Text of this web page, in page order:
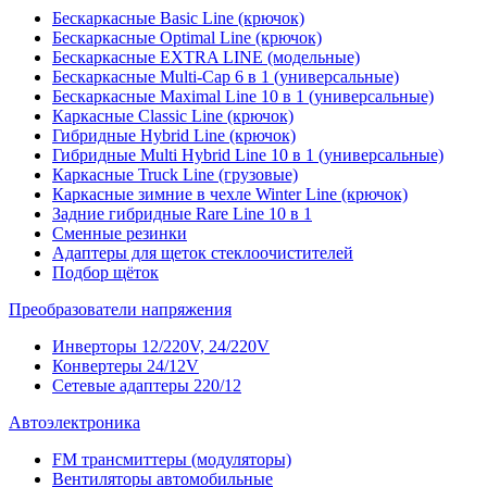
Бескаркасные Basic Line (крючок)
Бескаркасные Optimal Line (крючок)
Бескаркасные EXTRA LINE (модельные)
Бескаркасные Multi-Cap 6 в 1 (универсальные)
Бескаркасные Maximal Line 10 в 1 (универсальные)
Каркасные Classic Line (крючок)
Гибридные Hybrid Line (крючок)
Гибридные Multi Hybrid Line 10 в 1 (универсальные)
Каркасные Truck Line (грузовые)
Каркасные зимние в чехле Winter Line (крючок)
Задние гибридные Rare Line 10 в 1
Сменные резинки
Адаптеры для щеток стеклоочистителей
Подбор щёток
Преобразователи напряжения
Инверторы 12/220V, 24/220V
Конвертеры 24/12V
Сетевые адаптеры 220/12
Автоэлектроника
FM трансмиттеры (модуляторы)
Вентиляторы автомобильные